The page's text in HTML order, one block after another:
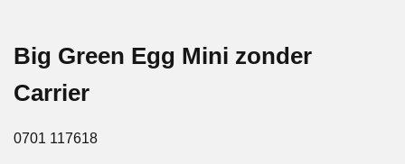
Big Green Egg Mini zonder
Carrier
0701 117618